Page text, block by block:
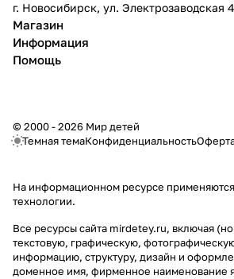
г. Новосибирск, ул. Электрозаводская 4
Магазин
Информация
Помощь
© 2000 - 2026 Мир детей
Темная темаКонфиденциальность
На информационном ресурсе применяются
технологии.
Все ресурсы сайта mirdetey.ru, включая
текстовую, графическую,
информацию, структуру, дизайн и
доменное имя, фирменное наименование